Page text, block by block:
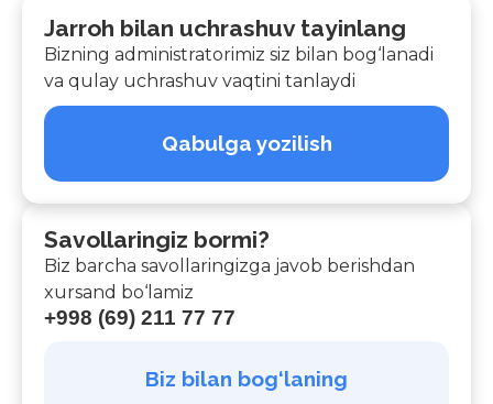
Jarroh bilan uchrashuv tayinlang
Bizning administratorimiz siz bilan bog‘lanadi
va qulay uchrashuv vaqtini tanlaydi
Qabulga yozilish
Savollaringiz bormi?
Biz barcha savollaringizga javob berishdan
xursand bo‘lamiz
+998 (69) 211 77 77
Biz bilan bog‘laning